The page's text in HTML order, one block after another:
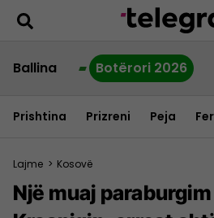
Ballina Botërori 2026
Prishtina Prizreni Peja
Lajme > Kosovë
Një muaj